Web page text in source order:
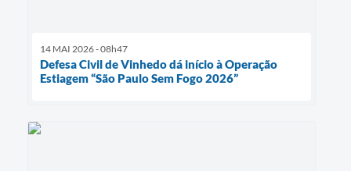
14 MAI 2026 - 08h47
Defesa Civil de Vinhedo dá início à Operação
Estiagem “São Paulo Sem Fogo 2026”